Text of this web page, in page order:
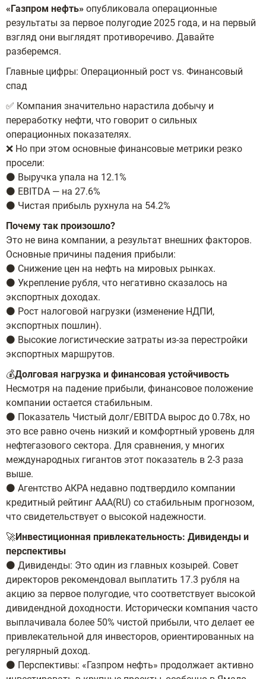
«Газпром нефть» опубликовала операционные
результаты за первое полугодие 2025 года, и на первый
взгляд они выглядят противоречиво. Давайте
разберемся.
Главные цифры: Операционный рост vs. Финансовый
спад
✅ Компания значительно нарастила добычу и
переработку нефти, что говорит о сильных
операционных показателях.
❌ Но при этом основные финансовые метрики резко
просели:
⚫️ Выручка упала на 12.1%
⚫️ EBITDA — на 27.6%
⚫️ Чистая прибыль рухнула на 54.2%
Почему так произошло?
Это не вина компании, а результат внешних факторов.
Основные причины падения прибыли:
⚫️ Снижение цен на нефть на мировых рынках.
⚫️ Укрепление рубля, что негативно сказалось на
экспортных доходах.
⚫️ Рост налоговой нагрузки (изменение НДПИ,
экспортных пошлин).
⚫️ Высокие логистические затраты из-за перестройки
экспортных маршрутов.
💰Долговая нагрузка и финансовая устойчивость
Несмотря на падение прибыли, финансовое положение
компании остается стабильным.
⚫️ Показатель Чистый долг/EBITDA вырос до 0.78x, но
это все равно очень низкий и комфортный уровень для
нефтегазового сектора. Для сравнения, у многих
международных гигантов этот показатель в 2-3 раза
выше.
⚫️ Агентство АКРА недавно подтвердило компании
кредитный рейтинг ААА(RU) со стабильным прогнозом,
что свидетельствует о высокой надежности.
🚀Инвестиционная привлекательность: Дивиденды и
перспективы
⚫️ Дивиденды: Это один из главных козырей. Совет
директоров рекомендовал выплатить 17.3 рубля на
акцию за первое полугодие, что соответствует высокой
дивидендной доходности. Исторически компания часто
выплачивала более 50% чистой прибыли, что делает ее
привлекательной для инвесторов, ориентированных на
регулярный доход.
⚫️ Перспективы: «Газпром нефть» продолжает активно